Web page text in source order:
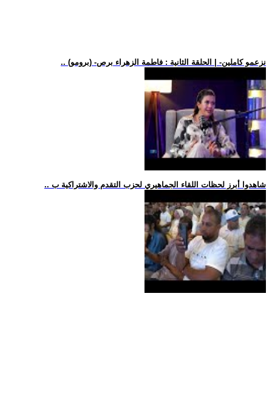
.. (برومو) -نزعمو كاملين- | الحلقة الثانية : فاطمة الزهراء برص
.. شاهدوا أبرز لحظات اللقاء الجماهيري لحزب التقدم والاشتراكية ب